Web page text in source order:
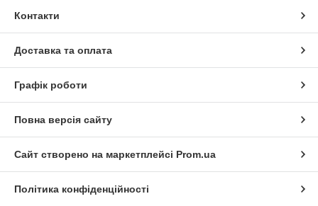
Контакти
Доставка та оплата
Графік роботи
Повна версія сайту
Сайт створено на маркетплейсі Prom.ua
Політика конфіденційності